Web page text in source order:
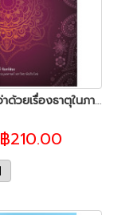
ธาตุมัญชรีว่าด้วยเรื่องธาตุในภาษาสันสกฤต
฿210.00